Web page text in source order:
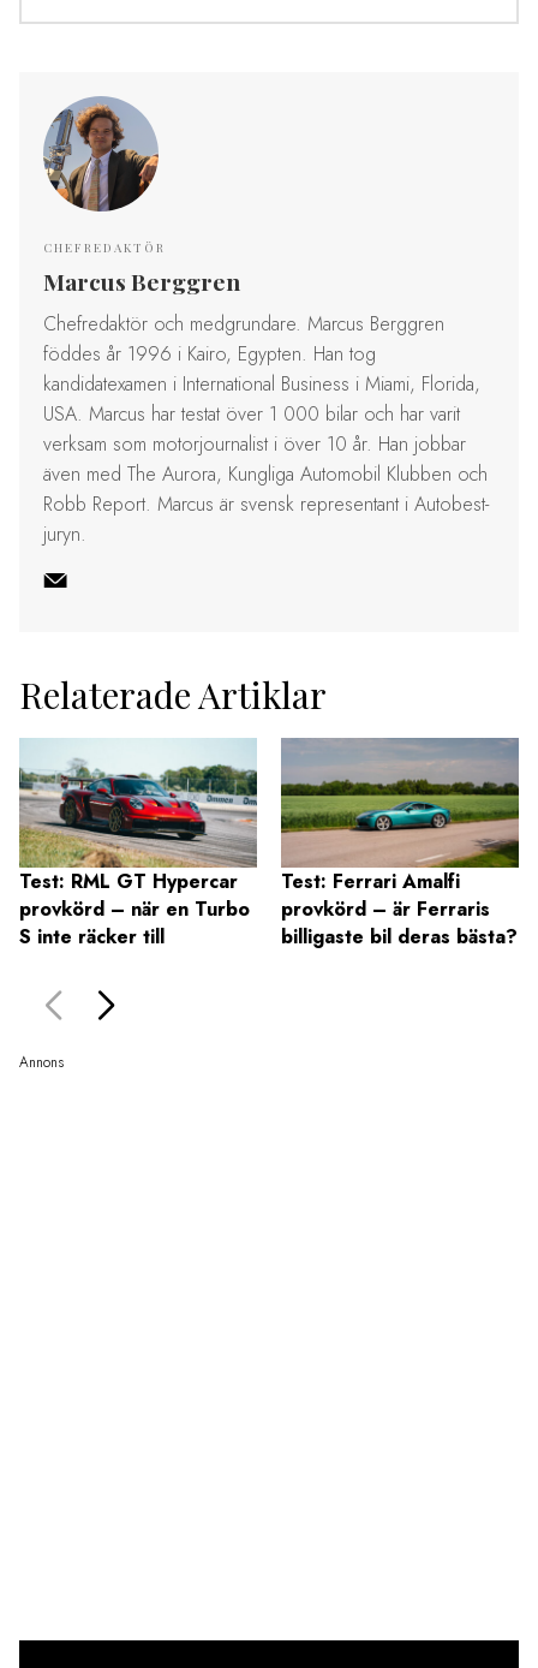
CHEFREDAKTÖR
Marcus Berggren
Chefredaktör och medgrundare. Marcus Berggren
föddes år 1996 i Kairo, Egypten. Han tog
kandidatexamen i International Business i Miami, Florida,
USA. Marcus har testat över 1 000 bilar och har varit
verksam som motorjournalist i över 10 år. Han jobbar
även med The Aurora, Kungliga Automobil Klubben och
Robb Report. Marcus är svensk representant i Autobest-
juryn.
Relaterade Artiklar
Test: RML GT Hypercar
provkörd – när en Turbo
S inte räcker till
Test: Ferrari Amalfi
provkörd – är Ferraris
billigaste bil deras bästa?
Annons